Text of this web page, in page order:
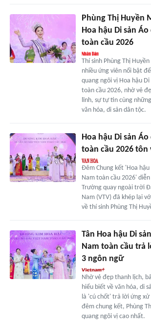
Phùng Thị Huyền
Hoa hậu Di sản
toàn cầu 2026
Thí sinh Phùng Thị
nhiều ứng viên nổi bật
quang ngôi vị Hoa hậu
toàn cầu 2026, nhờ vẻ
lĩnh, sự tự tin cùng
văn hóa, di sản dân tộc.
Hoa hậu Di sản
toàn cầu 2026 tôn
Đêm Chung kết 'Hoa hậu
Nam toàn cầu 2026'
Trường quay ngoài trời
Nam (VTV) đã khép lại
về thí sinh Phùng Thị
Tân Hoa hậu Di
Nam toàn cầu trả
3 ngôn ngữ
Nhờ vẻ đẹp thanh lịch,
hiểu biết về văn hóa, di
là 'cú chốt' trả lời ứng
đêm chung kết, Phùng
quang ngôi vị cao nhất.